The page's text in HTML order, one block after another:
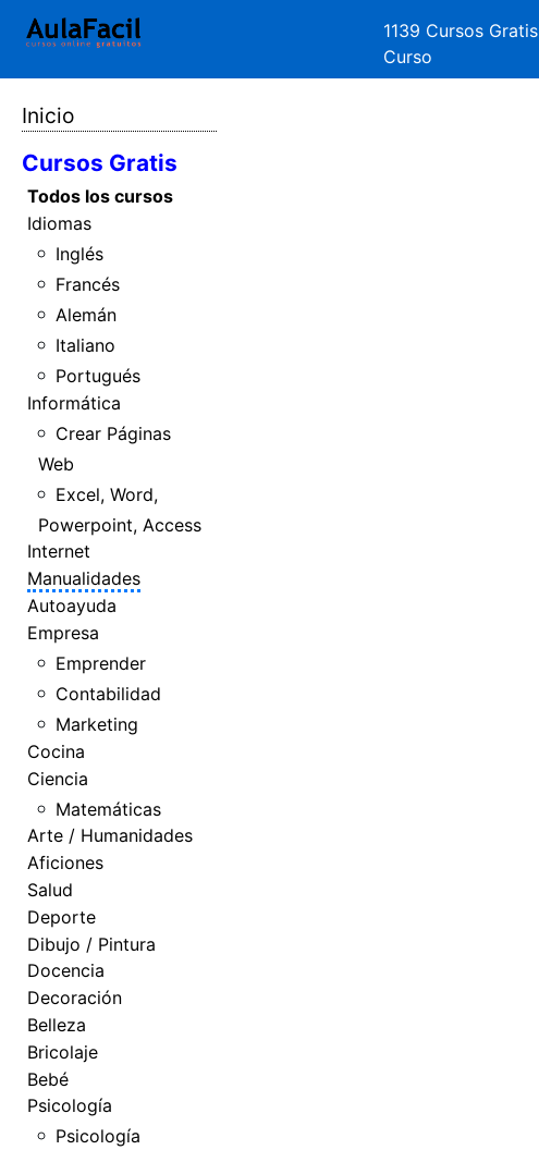
1139 Cursos Gratis
Curso
Inicio
Cursos Gratis
Todos los cursos
Idiomas
Inglés
Francés
Alemán
Italiano
Portugués
Informática
Crear Páginas
Web
Excel, Word,
Powerpoint, Access
Internet
Manualidades
Autoayuda
Empresa
Emprender
Contabilidad
Marketing
Cocina
Ciencia
Matemáticas
Arte / Humanidades
Aficiones
Salud
Deporte
Dibujo / Pintura
Docencia
Decoración
Belleza
Bricolaje
Bebé
Psicología
Psicología